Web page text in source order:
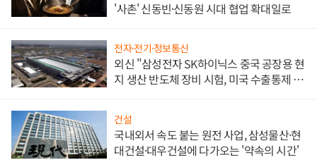
'사촌' 신동빈·신동원 시대 협업 확대일로
전자·전기·정보통신
외신 "삼성전자 SK하이닉스 중국 공장용 현
지 생산 반도체 장비 시험, 미국 수출통제 대
건설
국내외서 속도 붙는 원전 사업, 삼성물산·현
대건설·대우건설에 다가오는 '약속의 시간'